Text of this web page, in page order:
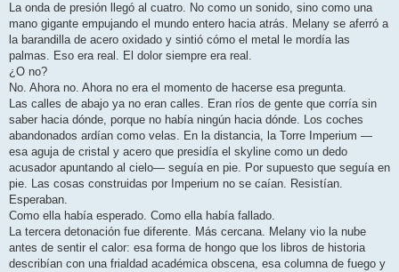
La onda de presión llegó al cuatro. No como un sonido, sino como una
mano gigante empujando el mundo entero hacia atrás. Melany se aferró a
la barandilla de acero oxidado y sintió cómo el metal le mordía las
palmas. Eso era real. El dolor siempre era real.
¿O no?
No. Ahora no. Ahora no era el momento de hacerse esa pregunta.
Las calles de abajo ya no eran calles. Eran ríos de gente que corría sin
saber hacia dónde, porque no había ningún hacia dónde. Los coches
abandonados ardían como velas. En la distancia, la Torre Imperium —
esa aguja de cristal y acero que presidía el skyline como un dedo
acusador apuntando al cielo— seguía en pie. Por supuesto que seguía en
pie. Las cosas construidas por Imperium no se caían. Resistían.
Esperaban.
Como ella había esperado. Como ella había fallado.
La tercera detonación fue diferente. Más cercana. Melany vio la nube
antes de sentir el calor: esa forma de hongo que los libros de historia
describían con una frialdad académica obscena, esa columna de fuego y